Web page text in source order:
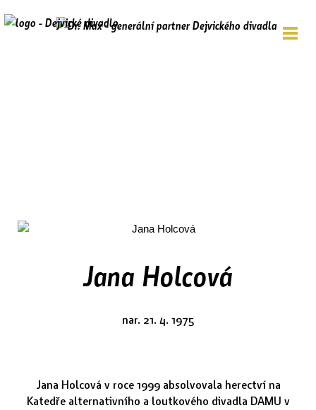
Jana Holcová
nar. 21. 4. 1975
Jana Holcová v roce 1999 absolvovala herectví na
Katedře alternativního a loutkového divadla DAMU v